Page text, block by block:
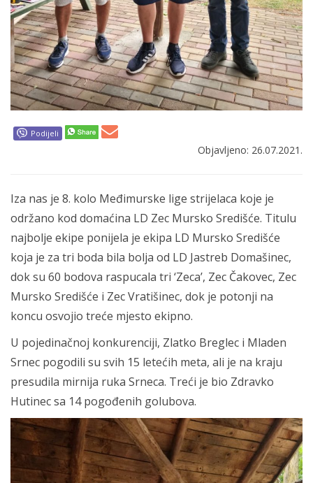
Podijeli
Objavljeno: 26.07.2021.
Iza nas je 8. kolo Međimurske lige strijelaca koje je
održano kod domaćina LD Zec Mursko Središće. Titulu
najbolje ekipe ponijela je ekipa LD Mursko Središće
koja je za tri boda bila bolja od LD Jastreb Domašinec,
dok su 60 bodova raspucala tri ‘Zeca’, Zec Čakovec, Zec
Mursko Središće i Zec Vratišinec, dok je potonji na
koncu osvojio treće mjesto ekipno.
U pojedinačnoj konkurenciji, Zlatko Breglec i Mladen
Srnec pogodili su svih 15 letećih meta, ali je na kraju
presudila mirnija ruka Srneca. Treći je bio Zdravko
Hutinec sa 14 pogođenih golubova.